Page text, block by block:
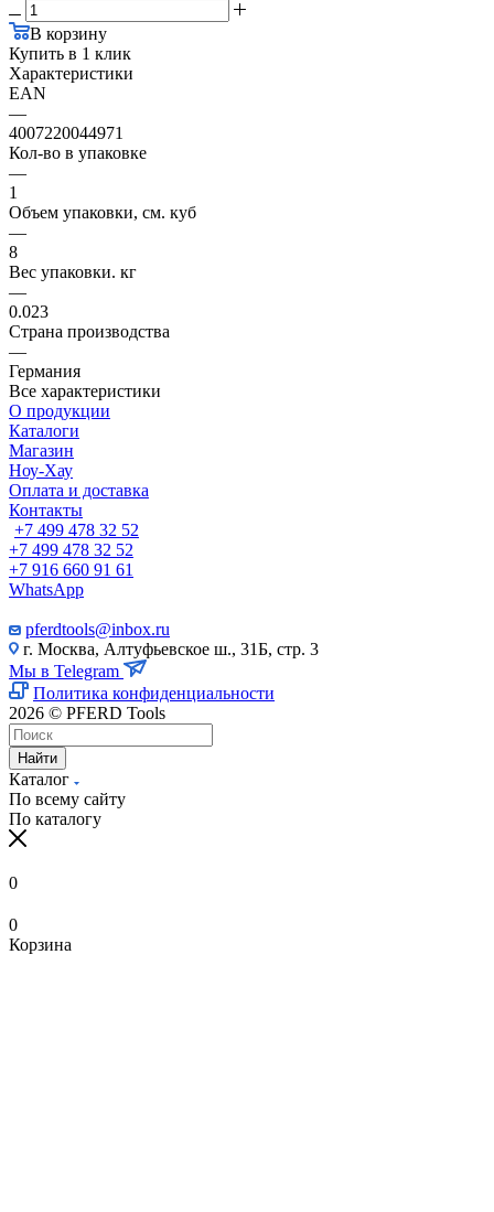
В корзину
Купить в 1 клик
Характеристики
EAN
—
4007220044971
Кол-во в упаковке
—
1
Объем упаковки, см. куб
—
8
Вес упаковки. кг
—
0.023
Страна производства
—
Германия
Все характеристики
О продукции
Каталоги
Магазин
Ноу-Хау
Оплата и доставка
Контакты
+7 499 478 32 52
+7 499 478 32 52
+7 916 660 91 61
WhatsApp
pferdtools@inbox.ru
г. Москва, Алтуфьевское ш., 31Б, стр. 3
Мы в Telegram
Политика конфиденциальности
2026 © PFERD Tools
Найти
Каталог
По всему сайту
По каталогу
0
0
Корзина